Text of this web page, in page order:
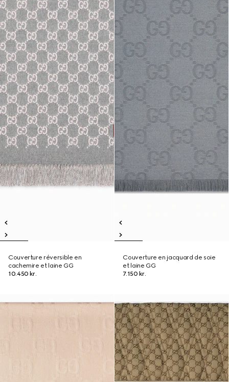
Couverture réversible en
cachemire et laine GG
10.450 kr.
Couverture en jacquard de soie
et laine GG
7.150 kr.